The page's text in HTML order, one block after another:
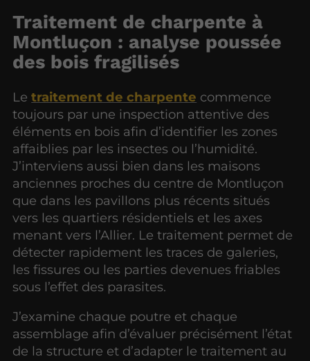
Traitement de charpente à
Montluçon : analyse poussée
des bois fragilisés
Letraitement de charpente commence
toujours par une inspection attentive des
éléments en bois afin d’identifier les zones
affaiblies par les insectes ou l’humidité.
J’interviens aussi bien dans les maisons
anciennes proches du centre de Montluçon
que dans les pavillons plus récents situés
vers les quartiers résidentiels et les axes
menant vers l’Allier. Le traitement permet de
détecter rapidement les traces de galeries,
les fissures ou les parties devenues friables
sous l’effet des parasites.
J’examine chaque poutre et chaque
assemblage afin d’évaluer précisément l’état
de la structure et d’adapter le traitement au